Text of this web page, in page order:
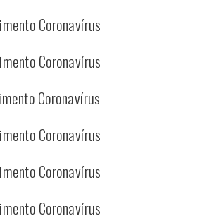
Coronavírus
Coronavírus
Coronavírus
Coronavírus
Coronavírus
Coronavírus